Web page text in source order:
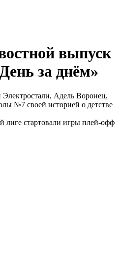
выпуск
за днём»
Адель Воронец,
№7 своей историей о детстве
лиге стартовали игры плей-офф